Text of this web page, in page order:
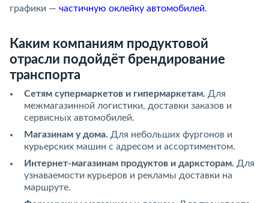
графики — частичную оклейку автомобилей.
Каким компаниям продуктовой
отрасли подойдёт брендирование
транспорта
Сетям супермаркетов и гипермаркетам. Для
межмагазинной логистики, доставки заказов и
сервисных автомобилей.
Магазинам у дома. Для небольших фургонов и
курьерских машин с адресом и ассортиментом.
Интернет-магазинам продуктов и дарксторам. Для
узнаваемости курьеров и рекламы доставки на
маршруте.